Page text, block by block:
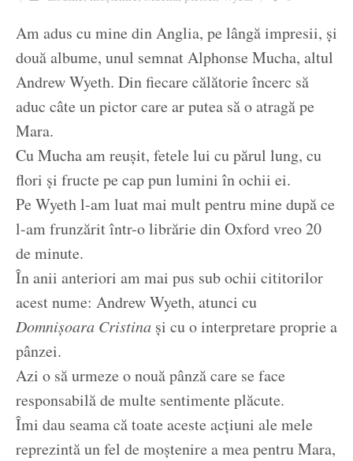
Am adus cu mine din Anglia, pe lângă impresii, și
două albume, unul semnat Alphonse Mucha, altul
Andrew Wyeth. Din fiecare călătorie încerc să
aduc câte un pictor care ar putea să o atragă pe
Mara.
Cu Mucha am reușit, fetele lui cu părul lung, cu
flori și fructe pe cap pun lumini în ochii ei.
Pe Wyeth l-am luat mai mult pentru mine după ce
l-am frunzărit într-o librărie din Oxford vreo 20
de minute.
În anii anteriori am mai pus sub ochii cititorilor
acest nume: Andrew Wyeth, atunci cu
Domnișoara Cristina și cu o interpretare proprie a
pânzei.
Azi o să urmeze o nouă pânză care se face
responsabilă de multe sentimente plăcute.
Îmi dau seama că toate aceste acțiuni ale mele
reprezintă un fel de moștenire a mea pentru Mara,